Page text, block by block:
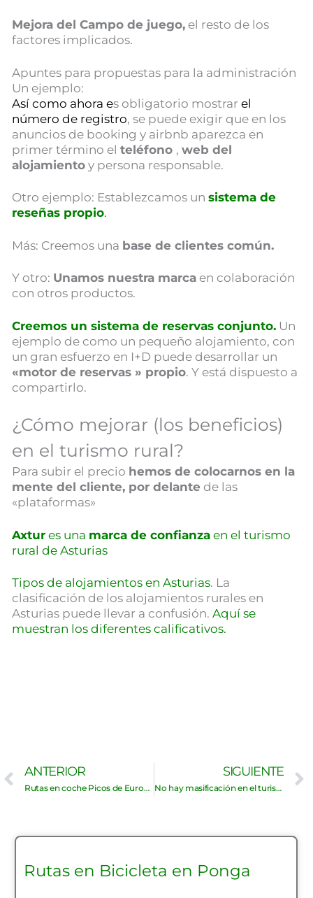
Mejora del Campo de juego, el resto de los
factores implicados.
Apuntes para propuestas para la administración
Un ejemplo:
Así como ahora es obligatorio mostrar el
número de registro, se puede exigir que en los
anuncios de booking y airbnb aparezca en
primer término el teléfono , web del
alojamiento y persona responsable.
Otro ejemplo: Establezcamos un sistema de
reseñas propio.
Más: Creemos una base de clientes común.
Y otro: Unamos nuestra marca en colaboración
con otros productos.
Creemos un sistema de reservas conjunto. Un
ejemplo de como un pequeño alojamiento, con
un gran esfuerzo en I+D puede desarrollar un
«motor de reservas » propio. Y está dispuesto a
compartirlo.
¿Cómo mejorar (los beneficios)
en el turismo rural?
Para subir el precio hemos de colocarnos en la
mente del cliente, por delante de las
«plataformas»
Axtur es una marca de confianza en el turismo
rural de Asturias
Tipos de alojamientos en Asturias. La
clasificación de los alojamientos rurales en
Asturias puede llevar a confusión. Aquí se
muestran los diferentes calificativos.
Ant
ANTERIOR
Rutas en coche Picos de Europa. 6 carreteras que te sorprenderán.
SIGUIENTE
No hay masificación en el turismo rural de Asturias.
Rutas en Bicicleta en Ponga